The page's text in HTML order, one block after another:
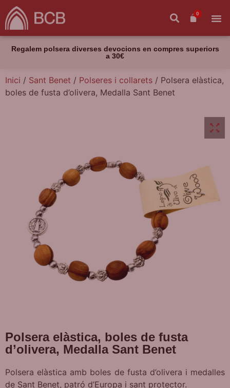
0
Regalem polsera diverses devocions en compres superiors
a 30€
Inici / Sant Benet / Polseres i collarets / Polsera elàstica,
boles de fusta d’olivera, Medalla Sant Benet
Polsera elàstica, boles de fusta
d’olivera, Medalla Sant Benet
Polsera elàstica amb boles de fusta d’olivera i medalles
de Sant Benet, patró d’Europa i sant protector.